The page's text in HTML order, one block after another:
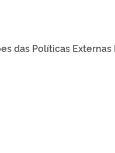
das Políticas